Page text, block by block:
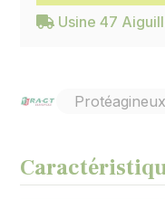
Usine 47
Protéagineux